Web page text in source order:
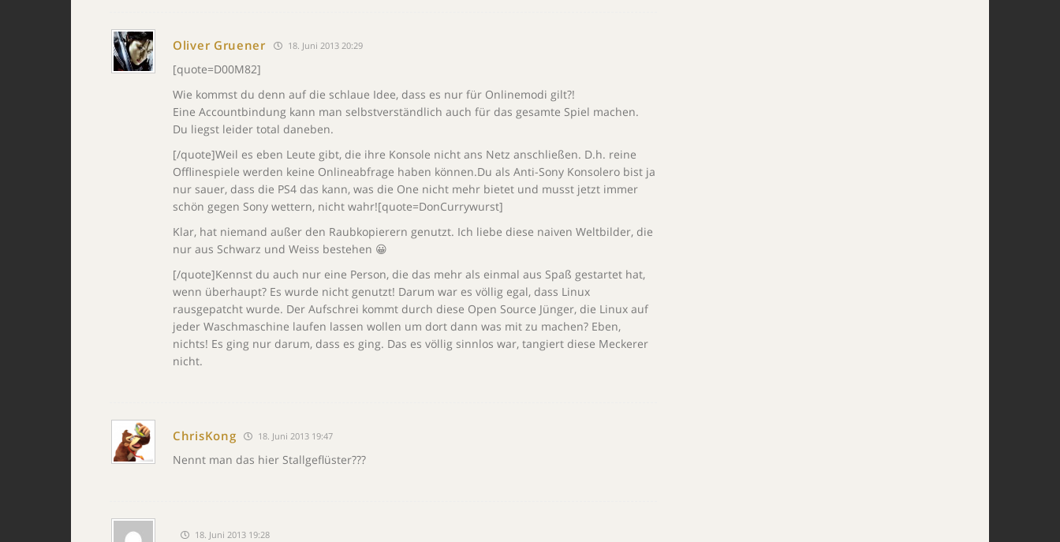
Oliver Gruener 18. Juni 2013 20:29
[quote=D00M82]
Wie kommst du denn auf die schlaue Idee, dass es nur für Onlinemodi gilt?!
Eine Accountbindung kann man selbstverständlich auch für das gesamte Spiel machen.
Du liegst leider total daneben.
[/quote]Weil es eben Leute gibt, die ihre Konsole nicht ans Netz anschließen. D.h. reine
Offlinespiele werden keine Onlineabfrage haben können.Du als Anti-Sony Konsolero bist ja
nur sauer, dass die PS4 das kann, was die One nicht mehr bietet und musst jetzt immer
schön gegen Sony wettern, nicht wahr![quote=DonCurrywurst]
Klar, hat niemand außer den Raubkopierern genutzt. Ich liebe diese naiven Weltbilder, die
nur aus Schwarz und Weiss bestehen 😀
[/quote]Kennst du auch nur eine Person, die das mehr als einmal aus Spaß gestartet hat,
wenn überhaupt? Es wurde nicht genutzt! Darum war es völlig egal, dass Linux
rausgepatcht wurde. Der Aufschrei kommt durch diese Open Source Jünger, die Linux auf
jeder Waschmaschine laufen lassen wollen um dort dann was mit zu machen? Eben,
nichts! Es ging nur darum, dass es ging. Das es völlig sinnlos war, tangiert diese Meckerer
nicht.
ChrisKong 18. Juni 2013 19:47
Nennt man das hier Stallgeflüster???
18. Juni 2013 19:28